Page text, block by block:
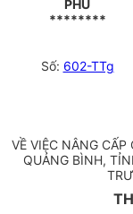
PHỦ
********
Số: 602-TTg
VỀ VIỆC NÂNG
QUẢNG BÌNH,